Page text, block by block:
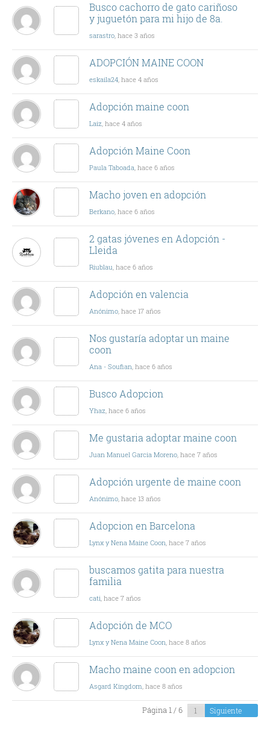
Busco cachorro de gato cariñoso
y juguetón para mi hijo de 8a.
sarastro, hace 3 años
ADOPCIÓN MAINE COON
eskaila24, hace 4 años
Adopción maine coon
Laiz, hace 4 años
Adopción Maine Coon
Paula Taboada, hace 6 años
Macho joven en adopción
Berkano, hace 6 años
2 gatas jóvenes en Adopción -
Lleida
Riublau, hace 6 años
Adopción en valencia
Anónimo, hace 17 años
Nos gustaría adoptar un maine
coon
Ana - Soufian, hace 6 años
Busco Adopcion
Yhaz, hace 6 años
Me gustaria adoptar maine coon
Juan Manuel Garcia Moreno, hace 7 años
Adopción urgente de maine coon
Anónimo, hace 13 años
Adopcion en Barcelona
Lynx y Nena Maine Coon, hace 7 años
buscamos gatita para nuestra
familia
cati, hace 7 años
Adopción de MCO
Lynx y Nena Maine Coon, hace 8 años
Macho maine coon en adopcion
Asgard Kingdom, hace 8 años
Página 1 / 6 Siguiente